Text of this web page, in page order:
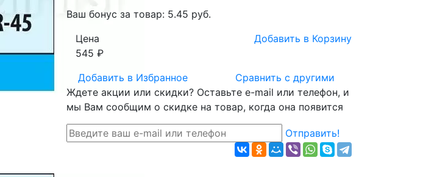
Ваш бонус за товар: 5.45 руб.
Цена
545 ₽
Добавить в Корзину
Добавить в Избранное
Сравнить с другими
Ждете акции или скидки? Оставьте e-mail или телефон, и
мы Вам сообщим о скидке на товар, когда она появится
Отправить!